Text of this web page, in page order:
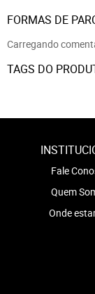
FORMAS DE
Carregando
TAGS DO
Fale
Quem
Onde